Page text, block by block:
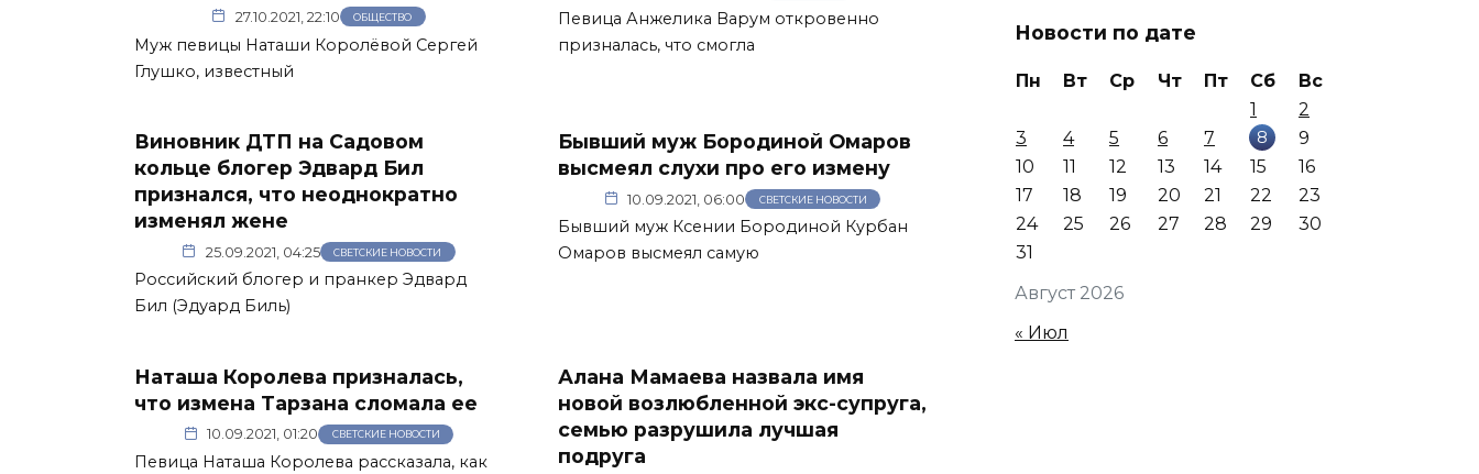
27.10.2021, 22:10 ОБЩЕСТВО
Муж певицы Наташи Королёвой Сергей
Глушко, известный
Певица Анжелика Варум откровенно
призналась, что смогла
Виновник ДТП на Садовом
кольце блогер Эдвард Бил
признался, что неоднократно
изменял жене
25.09.2021, 04:25 СВЕТСКИЕ НОВОСТИ
Российский блогер и пранкер Эдвард
Бил (Эдуард Биль)
Бывший муж Бородиной Омаров
высмеял слухи про его измену
10.09.2021, 06:00 СВЕТСКИЕ НОВОСТИ
Бывший муж Ксении Бородиной Курбан
Омаров высмеял самую
Наташа Королева призналась,
что измена Тарзана сломала ее
10.09.2021, 01:20 СВЕТСКИЕ НОВОСТИ
Певица Наташа Королева рассказала, как
Алана Мамаева назвала имя
новой возлюбленной экс-супруга,
семью разрушила лучшая
подруга
Новости по дате
Август 2026
Пн Вт Ср Чт Пт Сб
Вс
1
2
3
4 5 6 7 8
9
10
11 12 13 14 15
16
17
18 19 20 21 22
23
24
25 26 27 28 29
30
31
« Июл